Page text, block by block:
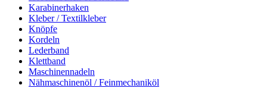
Karabinerhaken
Kleber / Textilkleber
Knöpfe
Kordeln
Lederband
Klettband
Maschinennadeln
Nähmaschinenöl / Feinmechaniköl